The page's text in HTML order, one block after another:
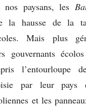
nos paysans, les
la hausse de la
Mais plus
gouvernants
l’entourloupe
par leur pays
et les